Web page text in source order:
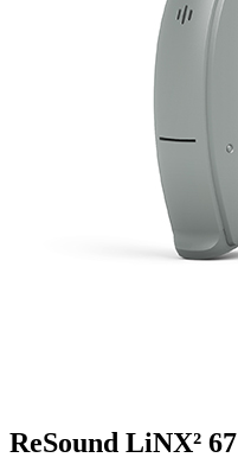
ReSound LiNX² 67